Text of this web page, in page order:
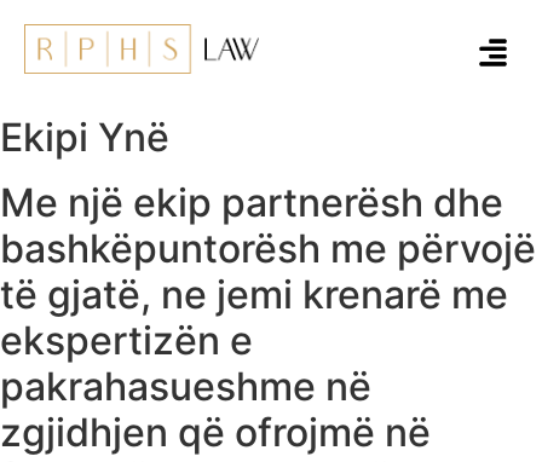
Ekipi Ynë
Me një ekip partnerësh dhe
bashkëpuntorësh me përvojë
të gjatë, ne jemi krenarë me
ekspertizën e
pakrahasueshme në
zgjidhjen që ofrojmë në